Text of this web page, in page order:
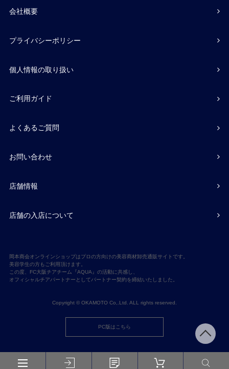
会社概要
プライバシーポリシー
個人情報の取り扱い
ご利用ガイド
よくあるご質問
お問い合わせ
店舗情報
店舗の入店について
岡本商会オンラインショップはプロの方向けの美容商材卸売通販サイトです。
美容学生の方もご利用頂けます。
この度、FC大阪チアチーム『AQUA』の活動に共感し、
オフィシャルチアパートナーとしてパートナー契約を締結いたしました。
Copyright © OKAMOTO Co,.Ltd. ALL rights reserved.
PC版はこちら